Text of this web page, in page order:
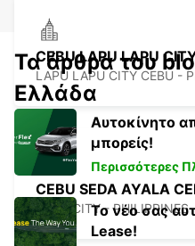
CEBU LAPU LAPU
LAPU LAPU CITY CEBU -
CEBU SEDA AYALA
CEBU CITY - PHILIPPINES
Τα άρθρα του
Ελλάδα
Αυτοκίνητο
μπορείς!
Περισσότερες
Το νέο σας
Lease!